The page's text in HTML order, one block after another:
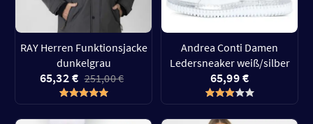
RAY Herren Funktionsjacke
dunkelgrau
65,32 € 251,00 €
Andrea Conti Damen
Ledersneaker weiß/silber
65,99 €